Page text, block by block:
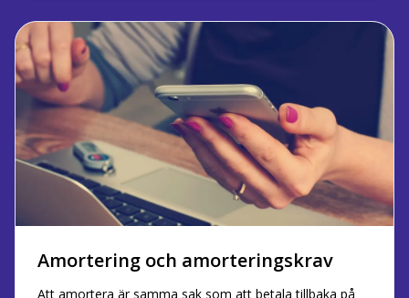
Amortering och amorteringskrav
Att amortera är samma sak som att betala tillbaka på